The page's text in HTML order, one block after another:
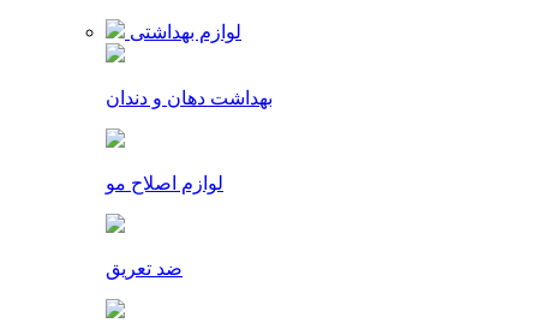
لوازم بهداشتی
بهداشت دهان و دندان
لوازم اصلاح مو
ضد تعریق